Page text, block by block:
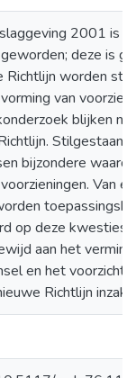
2001 is
deze is
Richtlijn worden
van
blijken
Stilgestaan
bijzondere
Van
op deze
aan het
en het
Richtlijn